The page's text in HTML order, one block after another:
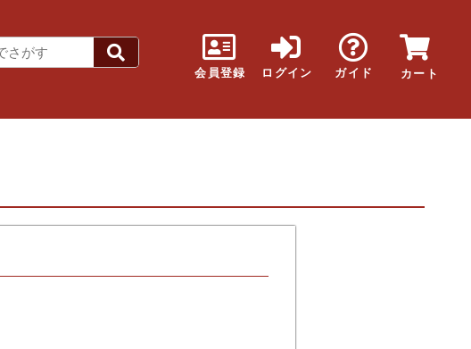
会員登録 ログイン ガイド カート